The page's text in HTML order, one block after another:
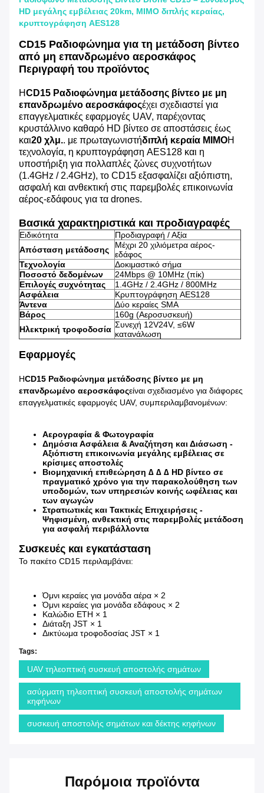
HD μεγάλης εμβέλειας 20km, MIMO διπλής κεραίας,
κρυπτογράφηση AES128
CD15 Ραδιοφώνημα για τη μετάδοση βίντεο
από μη επανδρωμένο αεροσκάφος
Περιγραφή του προϊόντος
ΗCD15 Ραδιοφώνημα μετάδοσης βίντεο με μη
επανδρωμένο αεροσκάφοςέχει σχεδιαστεί για
επαγγελματικές εφαρμογές UAV, παρέχοντας
κρυστάλλινο καθαρό HD βίντεο σε αποστάσεις έως
και20 χλμ.. με πρωταγωνιστήδιπλή κεραία MIMOΗ
τεχνολογία, η κρυπτογράφηση AES128 και η
υποστήριξη για πολλαπλές ζώνες συχνοτήτων
(1.4GHz / 2.4GHz), το CD15 εξασφαλίζει αξιόπιστη,
ασφαλή και ανθεκτική στις παρεμβολές επικοινωνία
αέρος-εδάφους για τα drones.
Βασικά χαρακτηριστικά και προδιαγραφές
Ειδικότητα
Προδιαγραφή / Αξία
Απόσταση μετάδοσης
Μέχρι 20 χιλιόμετρα αέρος-
εδάφος
Τεχνολογία
Δοκιμαστικό σήμα
Ποσοστό δεδομένων
24Mbps @ 10MHz (πίκ)
Επιλογές συχνότητας
1.4GHz / 2.4GHz / 800MHz
Ασφάλεια
Κρυπτογράφηση AES128
Άντενα
Δύο κεραίες SMA
Βάρος
160g (Αεροσυσκευή)
Ηλεκτρική τροφοδοσία Συνεχή 12V24V, ≤6W
κατανάλωση
Εφαρμογές
ΗCD15 Ραδιοφώνημα μετάδοσης βίντεο με μη
επανδρωμένο αεροσκάφοςείναι σχεδιασμένο για διάφορες
επαγγελματικές εφαρμογές UAV, συμπεριλαμβανομένων:
Αερογραφία & Φωτογραφία
Δημόσια Ασφάλεια & Αναζήτηση και Διάσωση -
Αξιόπιστη επικοινωνία μεγάλης εμβέλειας σε
κρίσιμες αποστολές
Βιομηχανική επιθεώρηση ∆ ∆ ∆ HD βίντεο σε
πραγματικό χρόνο για την παρακολούθηση των
υποδομών, των υπηρεσιών κοινής ωφέλειας και
των αγωγών
Στρατιωτικές και Τακτικές Επιχειρήσεις -
Ψηφισμένη, ανθεκτική στις παρεμβολές μετάδοση
για ασφαλή περιβάλλοντα
Συσκευές και εγκατάσταση
Το πακέτο CD15 περιλαμβάνει:
Όμνι κεραίες για μονάδα αέρα × 2
Όμνι κεραίες για μονάδα εδάφους × 2
Καλώδιο ETH × 1
Διάταξη JST × 1
Δικτύωμα τροφοδοσίας JST × 1
Tags:
UAV τηλεοπτική συσκευή αποστολής σημάτων
ασύρματη τηλεοπτική συσκευή αποστολής σημάτων
κηφήνων
συσκευή αποστολής σημάτων και δέκτης κηφήνων
Παρόμοια προϊόντα